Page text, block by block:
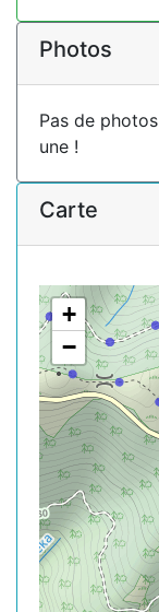
Photos
Pas de
une !
Carte
+
−